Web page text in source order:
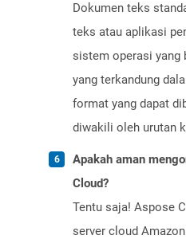
Dokumen teks
teks atau aplikasi
sistem operasi yang
yang terkandung
format yang dapat
diwakili oleh urutan
Apakah aman
Cloud?
Tentu saja! Aspose
server cloud